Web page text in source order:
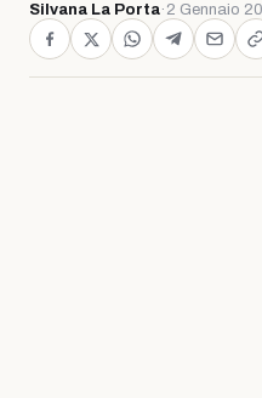
Silvana La Porta· 2 Gennaio